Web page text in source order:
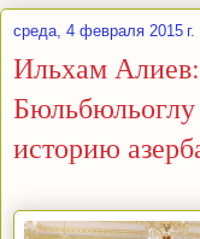
среда, 4 февраля 2015 г.
Ильхам
Бюльбюльоглу
историю